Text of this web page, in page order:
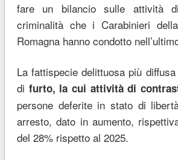
fare un bilancio sulle attività
criminalità che i Carabinieri
Romagna hanno condotto
La fattispecie delittuosa più
di furto, la cui attività di
persone deferite in stato di
arresto, dato in aumento,
del 28% rispetto al 2025.